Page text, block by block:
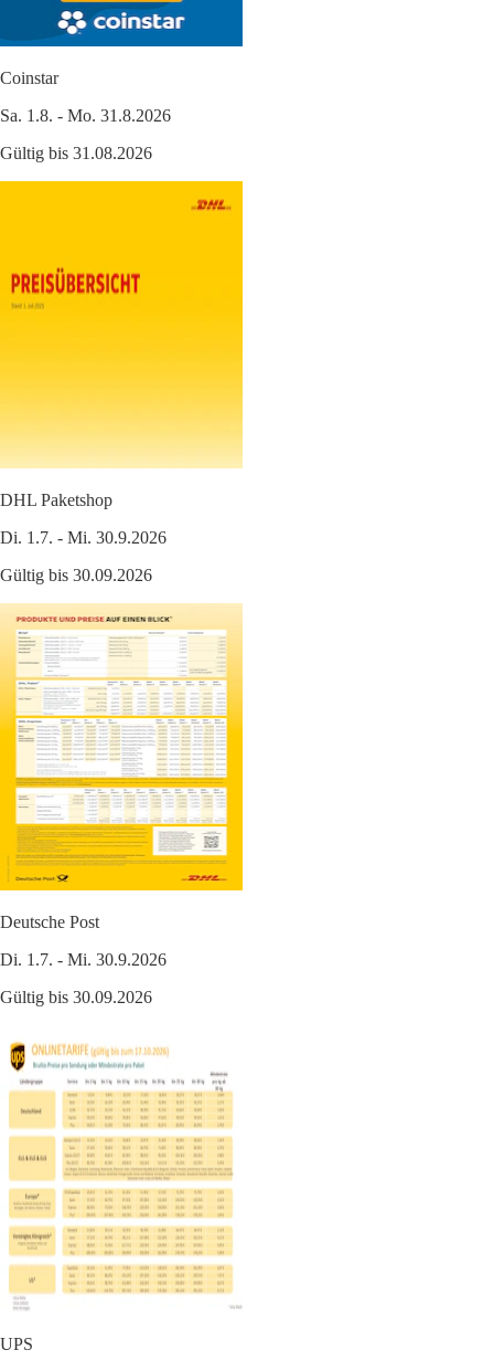
Coinstar
Sa. 1.8. - Mo. 31.8.2026
Gültig bis 31.08.2026
DHL Paketshop
Di. 1.7. - Mi. 30.9.2026
Gültig bis 30.09.2026
Deutsche Post
Di. 1.7. - Mi. 30.9.2026
Gültig bis 30.09.2026
UPS